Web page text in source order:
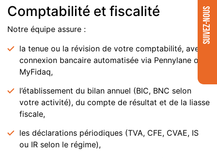
Comptabilité et fiscalité
Notre équipe assure :
la tenue ou la révision de votre comptabilité, avec
connexion bancaire automatisée via Pennylane ou
MyFidaq,
l’établissement du bilan annuel (BIC, BNC selon
votre activité), du compte de résultat et de la liasse
fiscale,
les déclarations périodiques (TVA, CFE, CVAE, IS
ou IR selon le régime),
SUIVEZ-NOUS